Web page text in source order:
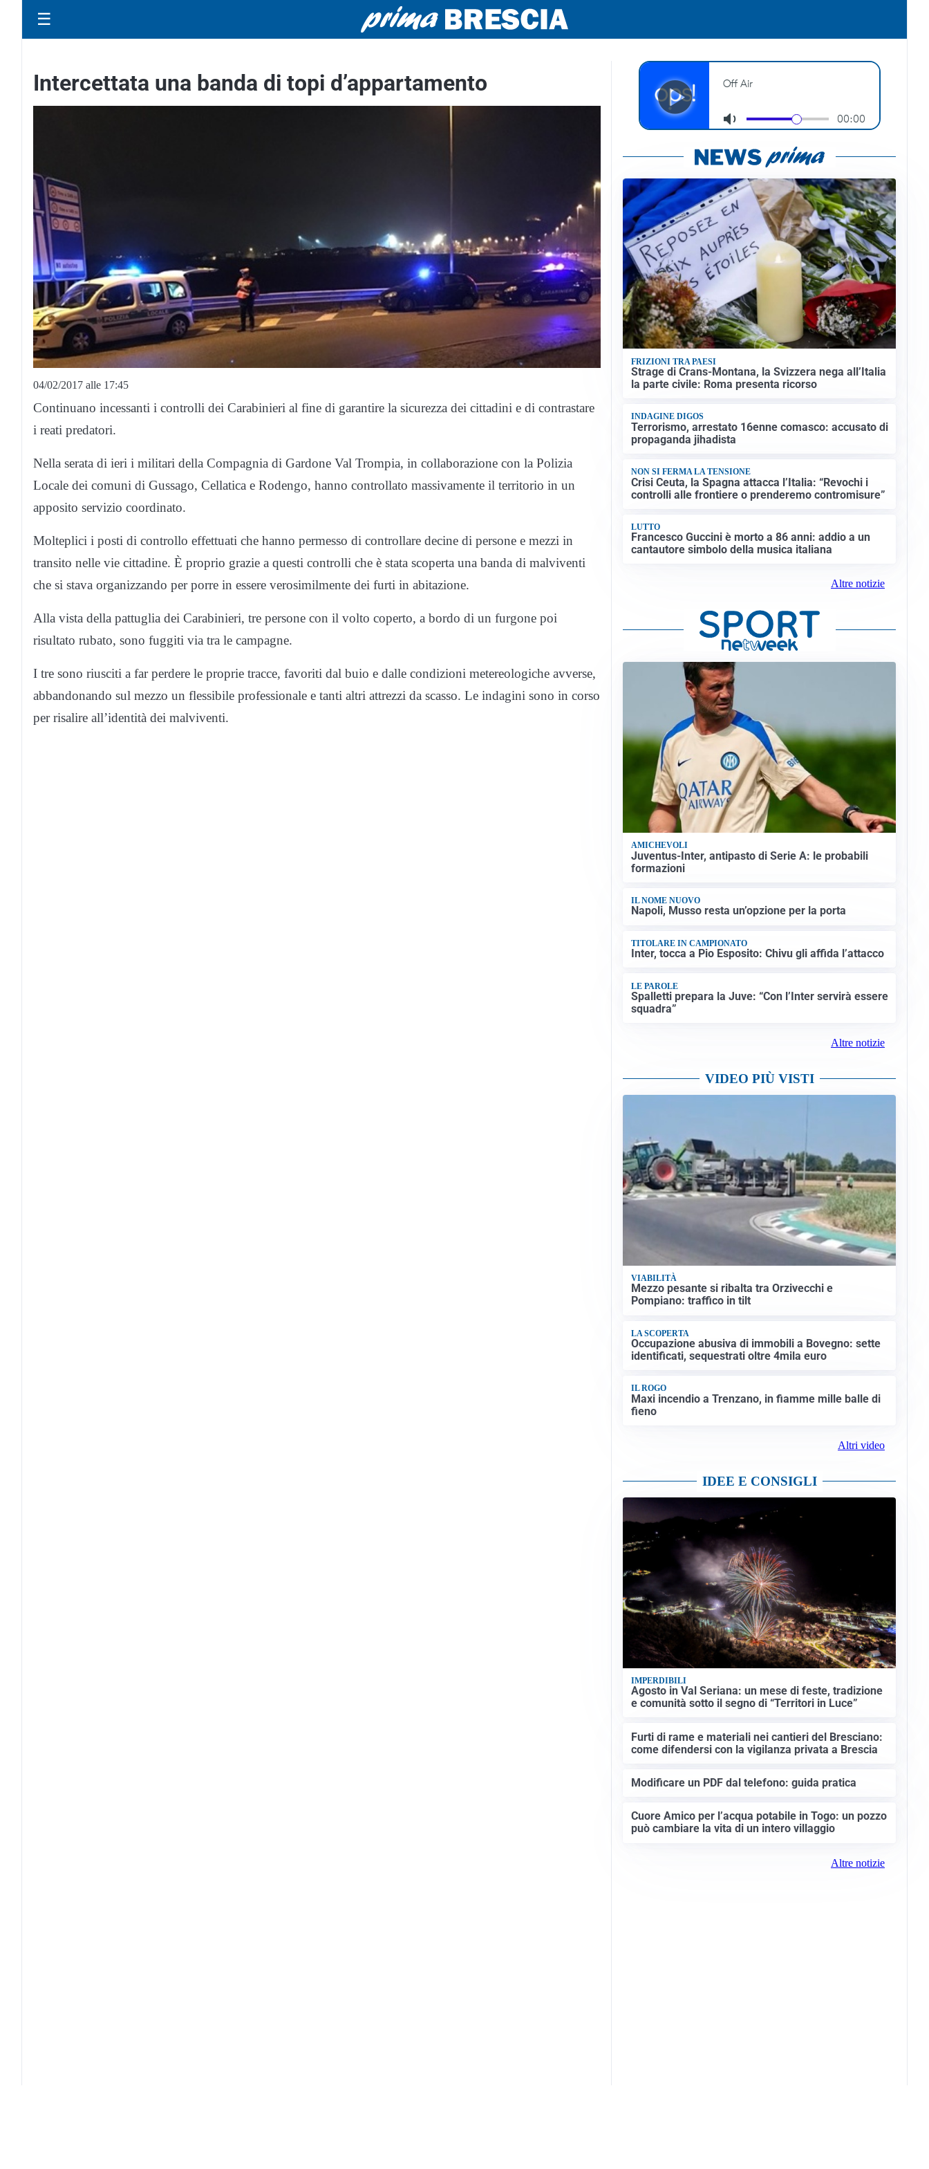
☰
Intercettata una banda di topi d’appartamento
04/02/2017 alle 17:45
Continuano incessanti i controlli dei Carabinieri al fine di garantire la sicurezza dei cittadini e di contrastare
i reati predatori.
Nella serata di ieri i militari della Compagnia di Gardone Val Trompia, in collaborazione con la Polizia
Locale dei comuni di Gussago, Cellatica e Rodengo, hanno controllato massivamente il territorio in un
apposito servizio coordinato.
Molteplici i posti di controllo effettuati che hanno permesso di controllare decine di persone e mezzi in
transito nelle vie cittadine. È proprio grazie a questi controlli che è stata scoperta una banda di malviventi
che si stava organizzando per porre in essere verosimilmente dei furti in abitazione.
Alla vista della pattuglia dei Carabinieri, tre persone con il volto coperto, a bordo di un furgone poi
risultato rubato, sono fuggiti via tra le campagne.
I tre sono riusciti a far perdere le proprie tracce, favoriti dal buio e dalle condizioni metereologiche avverse,
abbandonando sul mezzo un flessibile professionale e tanti altri attrezzi da scasso. Le indagini sono in corso
per risalire all’identità dei malviventi.
FRIZIONI TRA PAESI
Strage di Crans-Montana, la Svizzera nega all’Italia
la parte civile: Roma presenta ricorso
INDAGINE DIGOS
Terrorismo, arrestato 16enne comasco: accusato di
propaganda jihadista
NON SI FERMA LA TENSIONE
Crisi Ceuta, la Spagna attacca l’Italia: “Revochi i
controlli alle frontiere o prenderemo contromisure”
LUTTO
Francesco Guccini è morto a 86 anni: addio a un
cantautore simbolo della musica italiana
Altre notizie
AMICHEVOLI
Juventus-Inter, antipasto di Serie A: le probabili
formazioni
IL NOME NUOVO
Napoli, Musso resta un’opzione per la porta
TITOLARE IN CAMPIONATO
Inter, tocca a Pio Esposito: Chivu gli affida l’attacco
LE PAROLE
Spalletti prepara la Juve: “Con l’Inter servirà essere
squadra”
Altre notizie
VIDEO PIÙ VISTI
VIABILITÀ
Mezzo pesante si ribalta tra Orzivecchi e
Pompiano: traffico in tilt
LA SCOPERTA
Occupazione abusiva di immobili a Bovegno: sette
identificati, sequestrati oltre 4mila euro
IL ROGO
Maxi incendio a Trenzano, in fiamme mille balle di
fieno
Altri video
IDEE E CONSIGLI
IMPERDIBILI
Agosto in Val Seriana: un mese di feste, tradizione
e comunità sotto il segno di “Territori in Luce”
Furti di rame e materiali nei cantieri del Bresciano:
come difendersi con la vigilanza privata a Brescia
Modificare un PDF dal telefono: guida pratica
Cuore Amico per l’acqua potabile in Togo: un pozzo
può cambiare la vita di un intero villaggio
Altre notizie